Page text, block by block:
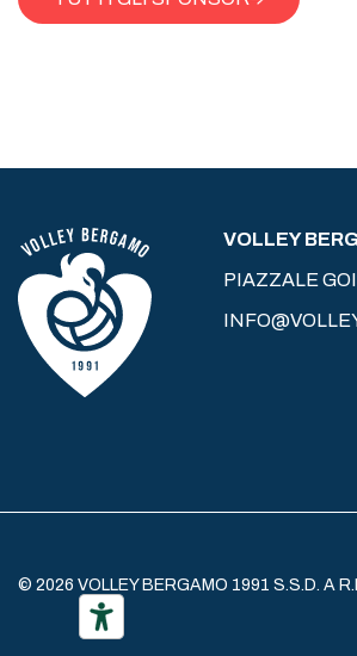
VOLLEY
PIAZZALE
© 2026 VOLLEY BERGAMO 1991 S.S.D. A